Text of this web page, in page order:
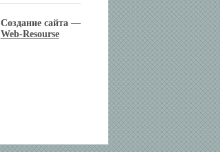
Создание сайта —
Web-Resourse